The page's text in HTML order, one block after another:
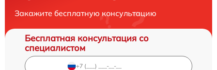
Закажите бесплатную консультацию
Бесплатная консультация со
специалистом